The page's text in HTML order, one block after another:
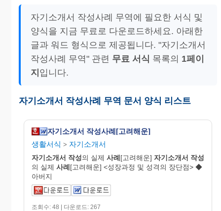
자기소개서 작성사례 무역에 필요한 서식 및
양식을 지금 무료로 다운로드하세요. 아래한
글과 워드 형식으로 제공됩니다. "자기소개서
작성사례 무역" 관련 무료 서식 목록의 1페이
지 입니다.
자기소개서 작성사례 무역 문서 양식 리스트
자기소개서 작성사례[고려해운]
생활서식 > 자기소개서
자기소개서 작성의 실제 사례[고려해운] 자기소개서 작성
의 실제 사례[고려해운] <성장과정 및 성격의 장단점> ◆
아버지
조회수: 48 | 다운로드: 267